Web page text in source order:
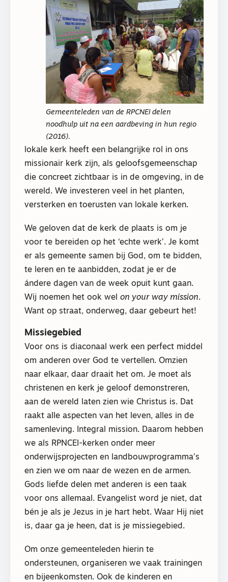
Gemeenteleden van de RPCNEI delen
noodhulp uit na een aardbeving in hun regio
(2016).
lokale kerk heeft een belangrijke rol in ons
missionair kerk zijn, als geloofsgemeenschap
die concreet zichtbaar is in de omgeving, in de
wereld. We investeren veel in het planten,
versterken en toerusten van lokale kerken.
We geloven dat de kerk de plaats is om je
voor te bereiden op het ‘echte werk’. Je komt
er als gemeente samen bij God, om te bidden,
te leren en te aanbidden, zodat je er de
ándere dagen van de week opuit kunt gaan.
Wij noemen het ook wel on your way mission.
Want op straat, onderweg, daar gebeurt het!
Missiegebied
Voor ons is diaconaal werk een perfect middel
om anderen over God te vertellen. Omzien
naar elkaar, daar draait het om. Je moet als
christenen en kerk je geloof demonstreren,
aan de wereld laten zien wie Christus is. Dat
raakt alle aspecten van het leven, alles in de
samenleving. Integral mission. Daarom hebben
we als RPNCEI-kerken onder meer
onderwijsprojecten en landbouwprogramma’s
en zien we om naar de wezen en de armen.
Gods liefde delen met anderen is een taak
voor ons allemaal. Evangelist word je niet, dat
bén je als je Jezus in je hart hebt. Waar Hij niet
is, daar ga je heen, dat is je missiegebied.
Om onze gemeenteleden hierin te
ondersteunen, organiseren we vaak trainingen
en bijeenkomsten. Ook de kinderen en